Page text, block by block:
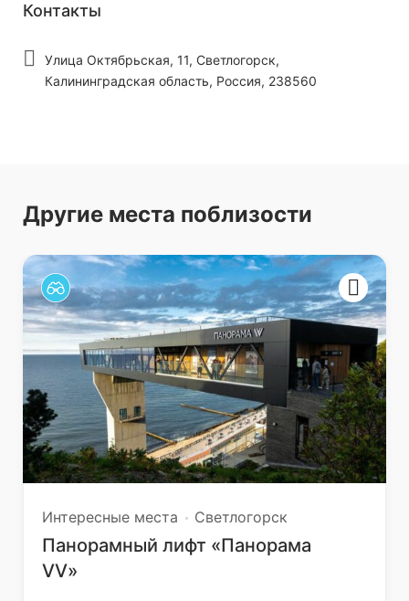
Контакты
Улица Октябрьская, 11, Светлогорск,
Калининградская область, Россия, 238560
Другие места поблизости
Интересные места Светлогорск
Панорамный лифт «Панорама
VV»